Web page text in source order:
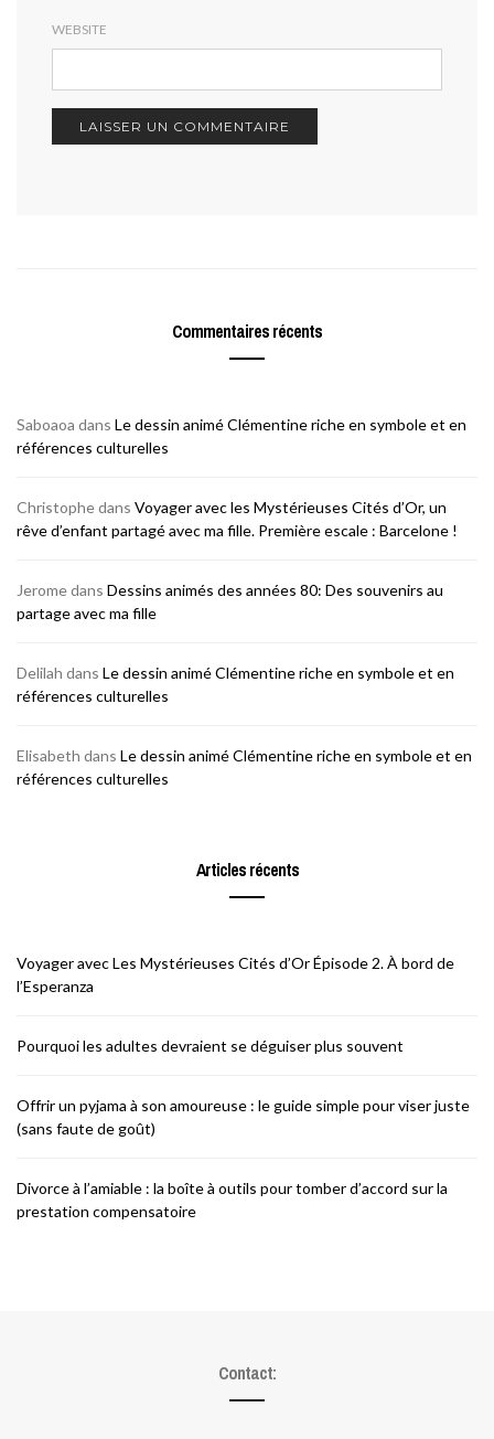
WEBSITE
Commentaires récents
Saboaoa dans Le dessin animé Clémentine riche en symbole et en
références culturelles
Christophedans Voyager avec les Mystérieuses Cités d’Or, un
rêve d’enfant partagé avec ma fille. Première escale : Barcelone !
Jeromedans Dessins animés des années 80: Des souvenirs au
partage avec ma fille
Delilah dans Le dessin animé Clémentine riche en symbole et en
références culturelles
Elisabeth dans Le dessin animé Clémentine riche en symbole et en
références culturelles
Articles récents
Voyager avec Les Mystérieuses Cités d’Or Épisode 2. À bord de
l’Esperanza
Pourquoi les adultes devraient se déguiser plus souvent
Offrir un pyjama à son amoureuse : le guide simple pour viser juste
(sans faute de goût)
Divorce à l’amiable : la boîte à outils pour tomber d’accord sur la
prestation compensatoire
Contact: